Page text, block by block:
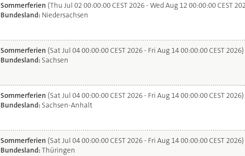
Sommerferien (Thu Jul 02 00:00:00 CEST 2026 - Wed Aug 12 00:00:00 CEST
Bundesland: Niedersachsen
Sommerferien (Sat Jul 04 00:00:00 CEST 2026 - Fri Aug 14 00:00:00 CEST 2026)
Bundesland: Sachsen
Sommerferien (Sat Jul 04 00:00:00 CEST 2026 - Fri Aug 14 00:00:00 CEST 2026)
Bundesland: Sachsen-Anhalt
Sommerferien (Sat Jul 04 00:00:00 CEST 2026 - Fri Aug 14 00:00:00 CEST 2026)
Bundesland:Thüringen